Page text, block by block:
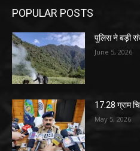
POPULAR POSTS
पुलिस ने बड़ी
June 5, 2026
17.28 ग्राम
May 5, 2026